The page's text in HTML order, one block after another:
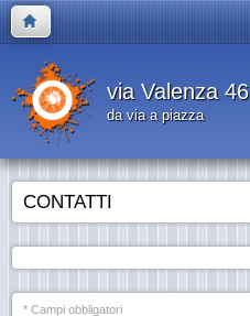
via Valenza 46
da via a piazza
CONTATTI
* Campi obbligatori